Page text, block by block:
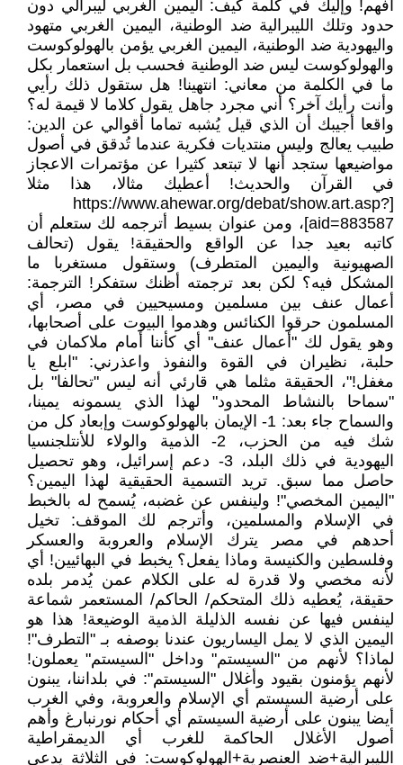
افهم! وإليكَ في كلمة كيف: اليمين الغربي ليبرالي دون
حدود وتلك الليبرالية ضد الوطنية، اليمين الغربي متهود
واليهودية ضد الوطنية، اليمين الغربي يؤمن بالهولوكوست
والهولوكوست ليس ضد الوطنية فحسب بل استعمار بكل
ما في الكلمة من معاني: انتهينا! هل ستقول ذلك رأيي
وأنت رأيك آخر؟ أني مجرد جاهل يقول كلاما لا قيمة له؟
واقعا أجيبك أن الذي قيل يُشبه تماما أقوالي عن الدين:
طبيب يعالج وليس منتديات فكرية عندما تُدقق في أصول
مواضيعها ستجد أنها لا تبتعد كثيرا عن مؤتمرات الاعجاز
في القرآن والحديث! أعطيك مثالا، هذا مثلا
[https://www.ahewar.org/debat/show.art.asp?
aid=883587]، ومن عنوان بسيط أترجمه لك ستعلم أن
كاتبه بعيد جدا عن الواقع والحقيقة! يقول (تحالف
الصهيونية واليمين المتطرف) وستقول مستغربا ما
المشكل فيه؟ لكن بعد ترجمته أظنك ستفكر! الترجمة:
أعمال عنف بين مسلمين ومسيحيين في مصر، أي
المسلمون حرقوا الكنائس وهدموا البيوت على أصحابها،
وهو يقول لك "أعمال عنف" أي كأننا أمام ملاكمان في
حلبة، نظيران في القوة والنفوذ واعذرني: "ابلع يا
مغفل!"، الحقيقة مثلما هي قارئي أنه ليس "تحالفا" بل
"سماحا بالنشاط المحدود" لهذا الذي يسمونه يمينا،
والسماح جاء بعد: 1- الإيمان بالهولوكوست وإبعاد كل من
شك فيه من الحزب، 2- الذمية والولاء للأنتلجنسيا
اليهودية في ذلك البلد، 3- دعم إسرائيل، وهو تحصيل
حاصل مما سبق. تريد التسمية الحقيقية لهذا اليمين؟
"اليمين المخصي"! ولينفس عن غضبه، يُسمح له بالخبط
في الإسلام والمسلمين، وأترجم لك الموقف: تخيل
أحدهم في مصر يترك الإسلام والعروبة والعسكر
وفلسطين والكنيسة وماذا يفعل؟ يخبط في البهائيين! أي
لأنه مخصي ولا قدرة له على الكلام عمن يُدمر بلده
حقيقة، يُعطيه ذلك المتحكم/ الحاكم/ المستعمر شماعة
لينفس فيها عن نفسه الذليلة الذمية الوضيعة! هذا هو
اليمين الذي لا يمل اليساريون عندنا بوصفه بـ "التطرف"!
لماذا؟ لأنهم من "السيستم" وداخل "السيستم" يعملون!
لأنهم يؤمنون بقيود وأغلال "السيستم": في بلداننا، يبنون
على أرضية السيستم أي الإسلام والعروبة، وفي الغرب
أيضا يبنون على أرضية السيستم أي أحكام نورنبارغ وأهم
أصول الأغلال الحاكمة للغرب أي الديمقراطية
الليبرالية+ضد العنصرية+الهولوكوست: في الثلاثة يدعي